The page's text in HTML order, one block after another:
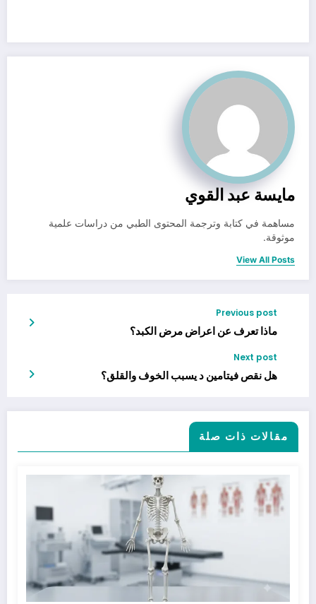
مايسة عبد القوي
مساهمة في كتابة وترجمة المحتوى الطبي من دراسات علمية
موثوقة.
View All Posts
Previous post
ماذا تعرف عن اعراض مرض الكبد؟
Next post
هل نقص فيتامين د يسبب الخوف والقلق؟
مقالات ذات صلة